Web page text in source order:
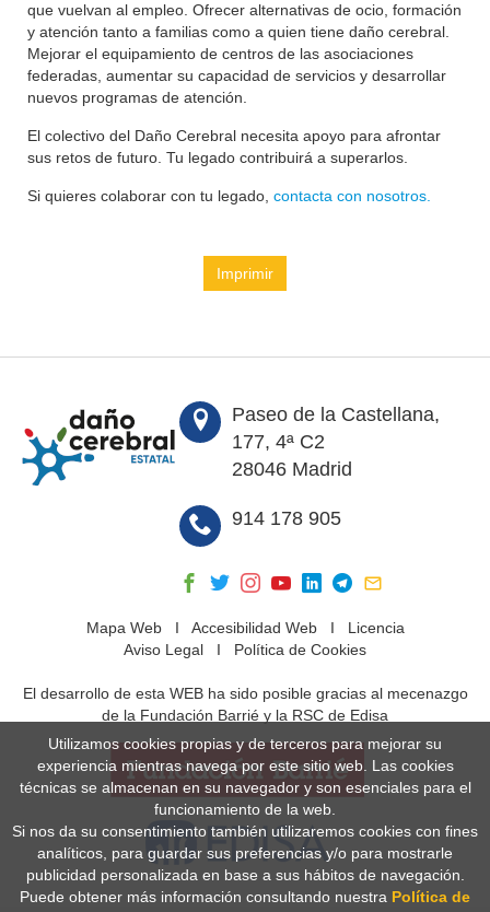
que vuelvan al empleo. Ofrecer alternativas de ocio, formación
y atención tanto a familias como a quien tiene daño cerebral.
Mejorar el equipamiento de centros de las asociaciones
federadas, aumentar su capacidad de servicios y desarrollar
nuevos programas de atención.
El colectivo del Daño Cerebral necesita apoyo para afrontar
sus retos de futuro. Tu legado contribuirá a superarlos.
Si quieres colaborar con tu legado, contacta con nosotros.
Imprimir
Paseo de la Castellana,
177, 4ª C2
28046 Madrid
914 178 905
Mapa WebI Accesibilidad WebI Licencia
Aviso Legal I Política de Cookies
El desarrollo de esta WEB ha sido posible gracias al mecenazgo
de la Fundación Barrié y la RSC de Edisa
Utilizamos cookies propias y de terceros para mejorar su
experiencia mientras navega por este sitio web. Las cookies
técnicas se almacenan en su navegador y son esenciales para el
funcionamiento de la web.
Si nos da su consentimiento también utilizaremos cookies con fines
analíticos, para guardar sus preferencias y/o para mostrarle
publicidad personalizada en base a sus hábitos de navegación.
Puede obtener más información consultando nuestra Política de